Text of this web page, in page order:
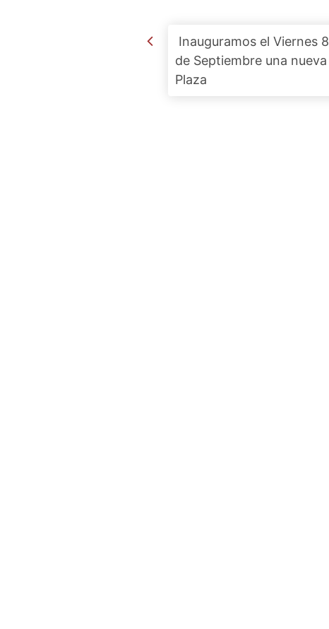
Post navigation
Inauguramos el Viernes 8
de Septiembre una nueva
Plaza